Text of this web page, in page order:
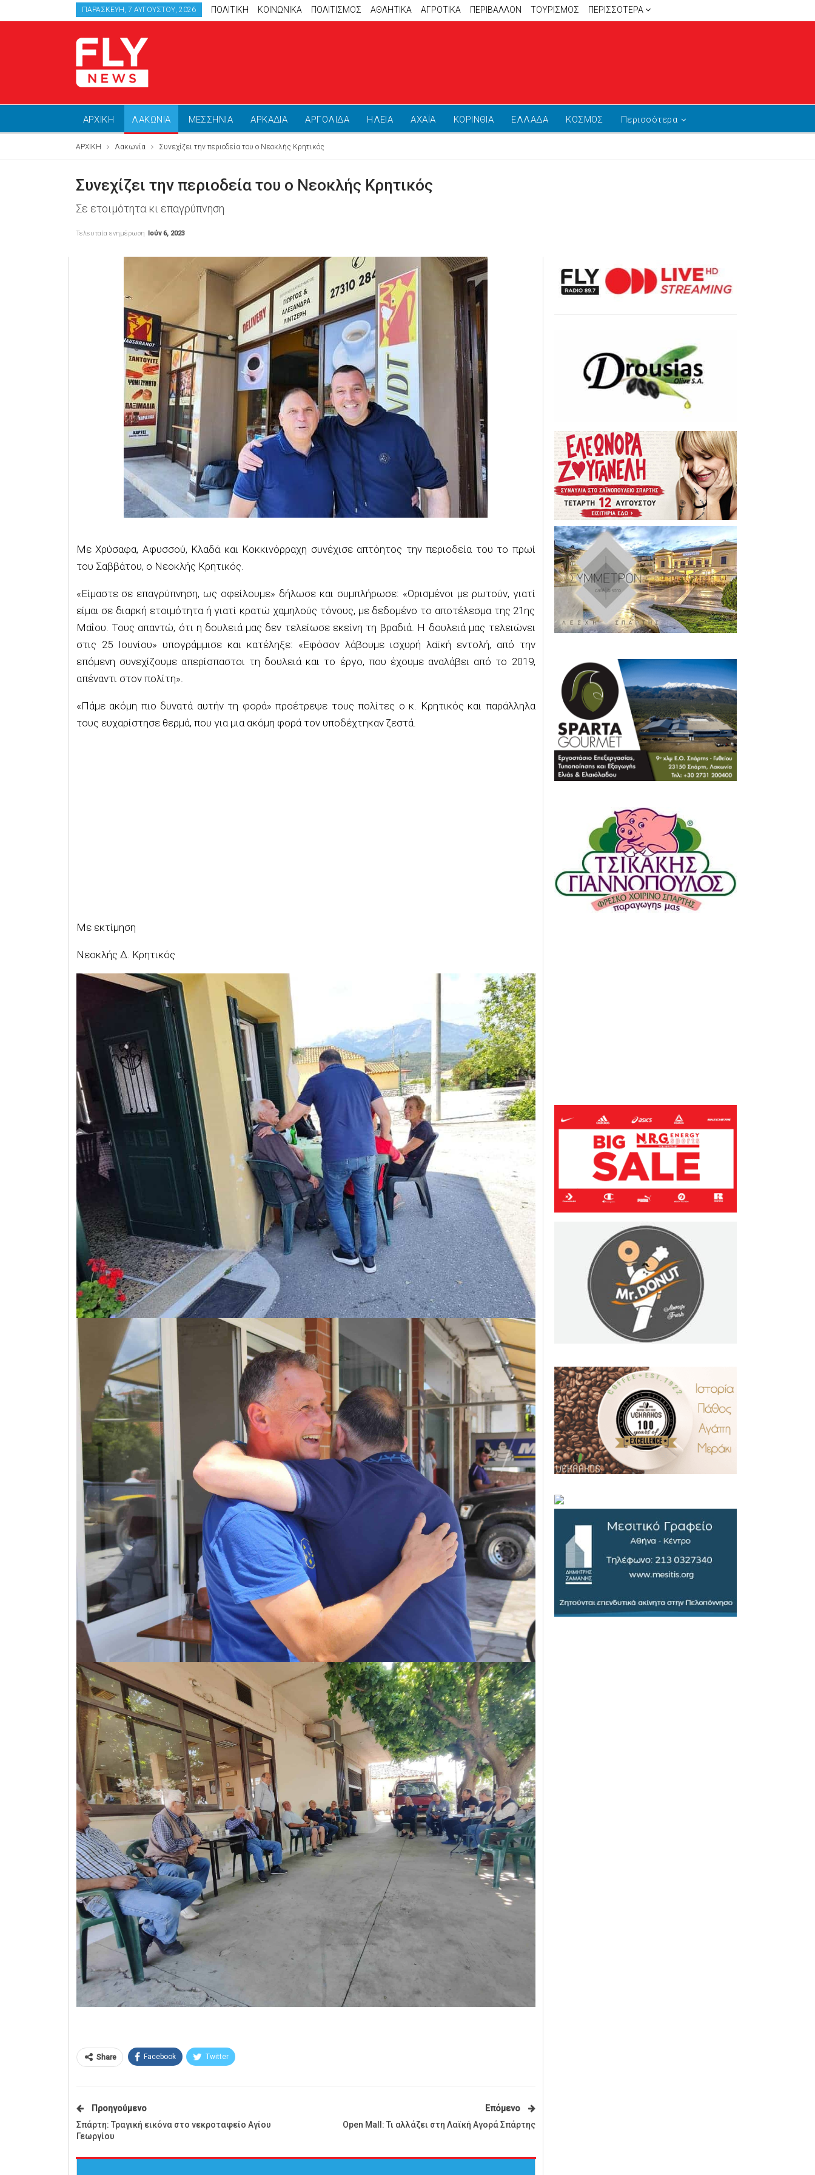
ΠΑΡΑΣΚΕΥΉ, 7 ΑΥΓΟΎΣΤΟΥ, 2026 ΠΟΛΙΤΙΚΗ ΚΟΙΝΩΝΙΚΑ ΠΟΛΙΤΙΣΜΟΣ ΑΘΛΗΤΙΚΆ ΑΓΡΟΤΙΚΑ ΠΕΡΙΒΑΛΛΟΝ ΤΟΥΡΙΣΜΟΣ ΠΕΡΙΣΣΌΤΕΡΑ
ΑΡΧΙΚΗ ΛΑΚΩΝΙΑ ΜΕΣΣΗΝΙΑ ΑΡΚΑΔΙΑ ΑΡΓΟΛΙΔΑ ΗΛΕΙΑ ΑΧΑΪΑ ΚΟΡΙΝΘΙΑ ΕΛΛΑΔΑ ΚΟΣΜΟΣ Περισσότερα
ΑΡΧΙΚΗ Λακωνία Συνεχίζει την περιοδεία του ο Νεοκλής Κρητικός
Συνεχίζει την περιοδεία του ο Νεοκλής Κρητικός
Σε ετοιμότητα κι επαγρύπνηση
Τελευταία ενημέρωση Ιούν 6, 2023
Με Χρύσαφα, Αφυσσού, Κλαδά και Κοκκινόρραχη συνέχισε απτόητος την περιοδεία του το πρωί
του Σαββάτου, ο Νεοκλής Κρητικός.
«Είμαστε σε επαγρύπνηση, ως οφείλουμε» δήλωσε και συμπλήρωσε: «Ορισμένοι με ρωτούν, γιατί
είμαι σε διαρκή ετοιμότητα ή γιατί κρατώ χαμηλούς τόνους, με δεδομένο το αποτέλεσμα της 21ης
Μαΐου. Τους απαντώ, ότι η δουλειά μας δεν τελείωσε εκείνη τη βραδιά. Η δουλειά μας τελειώνει
στις 25 Ιουνίου» υπογράμμισε και κατέληξε: «Εφόσον λάβουμε ισχυρή λαϊκή εντολή, από την
επόμενη συνεχίζουμε απερίσπαστοι τη δουλειά και το έργο, που έχουμε αναλάβει από το 2019,
απέναντι στον πολίτη».
«Πάμε ακόμη πιο δυνατά αυτήν τη φορά» προέτρεψε τους πολίτες ο κ. Κρητικός και παράλληλα
τους ευχαρίστησε θερμά, που για μια ακόμη φορά τον υποδέχτηκαν ζεστά.
Με εκτίμηση
Νεοκλής Δ. Κρητικός
Share Facebook Twitter
Προηγούμενο
Σπάρτη: Τραγική εικόνα στο νεκροταφείο Αγίου
Γεωργίου
Επόμενο
Open Mall: Τι αλλάζει στη Λαϊκή Αγορά Σπάρτης